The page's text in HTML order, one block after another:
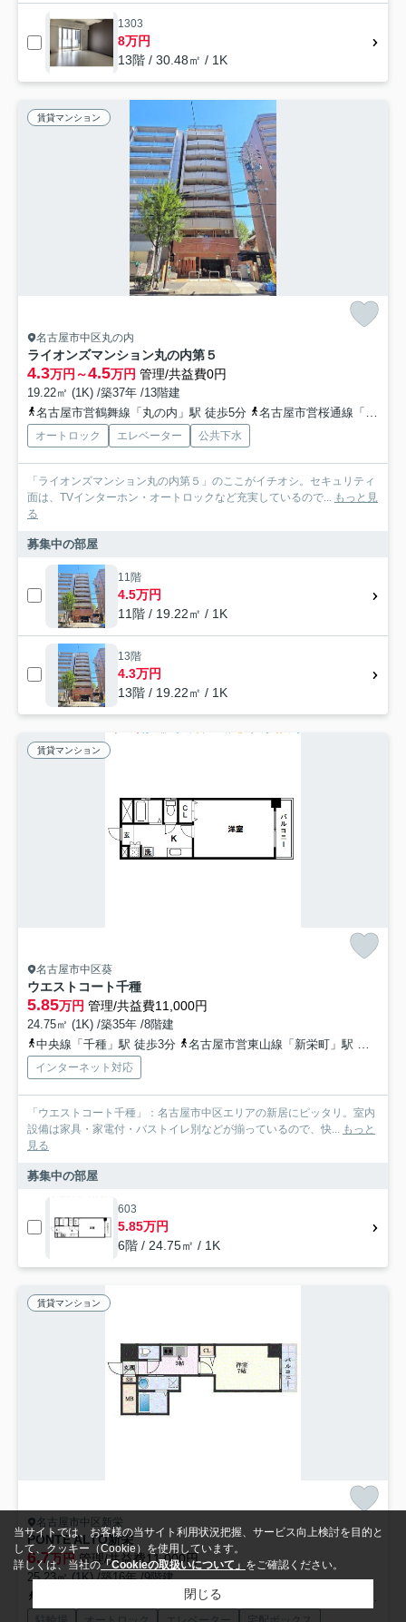
1303
8万円
13階 / 30.48㎡ / 1K
賃貸マンション
名古屋市中区丸の内
ライオンズマンション丸の内第５
4.3万円～4.5万円 管理/共益費0円
19.22㎡ (1K) /築37年 /13階建
名古屋市営鶴舞線「丸の内」駅 徒歩5分
名古屋市営桜通線「国際センター」駅 徒歩6分
オートロック エレベーター 公共下水
「ライオンズマンション丸の内第５」のここがイチオシ。セキュリティ
面は、TVインターホン・オートロックなど充実しているので...
もっと見
る
募集中の部屋
11階
4.5万円
11階 / 19.22㎡ / 1K
13階
4.3万円
13階 / 19.22㎡ / 1K
賃貸マンション
名古屋市中区葵
ウエストコート千種
5.85万円 管理/共益費11,000円
24.75㎡ (1K) /築35年 /8階建
中央線「千種」駅 徒歩3分
名古屋市営東山線「新栄町」駅 徒歩8分
インターネット対応
「ウエストコート千種」：名古屋市中区エリアの新居にピッタリ。室内
設備は家具・家電付・バストイレ別などが揃っているので、快...
もっと
見る
募集中の部屋
603
5.85万円
6階 / 24.75㎡ / 1K
賃貸マンション
名古屋市中区新栄
PONTE ALTO新栄
6.7万円管理/共益費11,000円
25.23㎡ (1K) /築16年 /9階建
名古屋市営東山線「新栄町」駅 徒歩4分
当サイトでは、お客様の当サイト利用状況把握、サービス向上検討を目的と
して、クッキー（Cookie）を使用しています。
詳しくは、当社の「Cookieの取扱いについて」 をご確認ください。
閉じる